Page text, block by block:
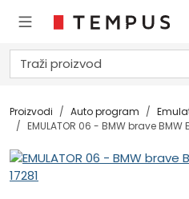
Proizvodi Auto program
EMULATOR 06 - BMW brave BMW